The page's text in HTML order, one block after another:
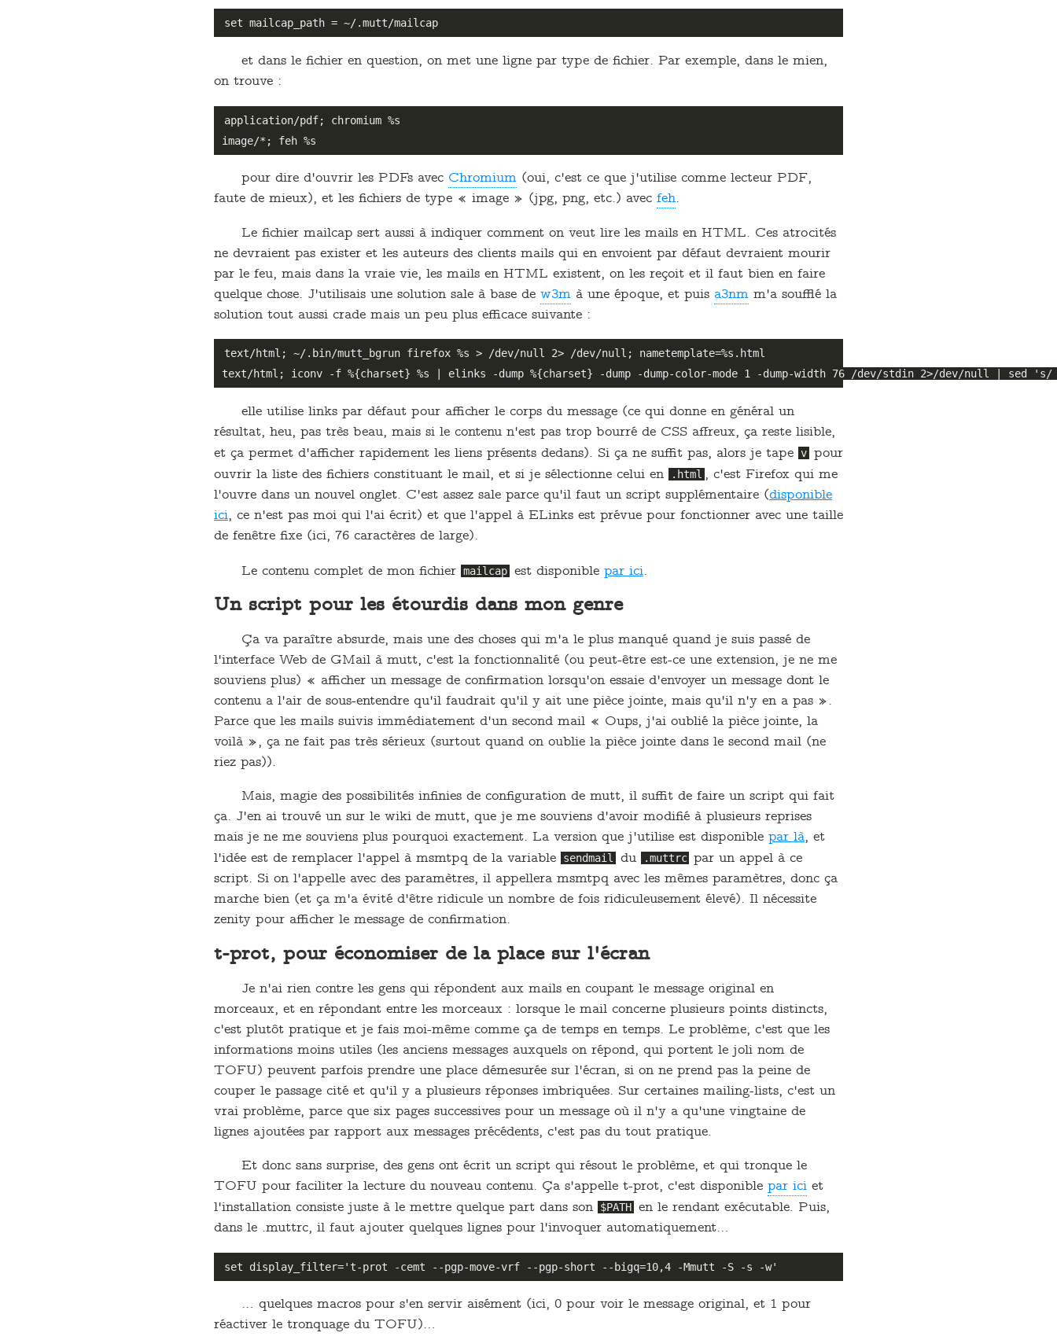
set mailcap_path = ~/.mutt/mailcap
et dans le fichier en question, on met une ligne par type de fichier. Par exemple, dans le mien,
on trouve :
application/pdf; chromium %s
pour dire d'ouvrir les PDFs avec Chromium (oui, c'est ce que j'utilise comme lecteur PDF,
faute de mieux), et les fichiers de type « image » (jpg, png, etc.) avec feh.
Le fichier mailcap sert aussi à indiquer comment on veut lire les mails en HTML. Ces atrocités
ne devraient pas exister et les auteurs des clients mails qui en envoient par défaut devraient mourir
par le feu, mais dans la vraie vie, les mails en HTML existent, on les reçoit et il faut bien en faire
quelque chose. J'utilisais une solution sale à base de w3m à une époque, et puis a3nm m'a soufflé la
solution tout aussi crade mais un peu plus efficace suivante :
text/html; ~/.bin/mutt_bgrun firefox %s > /dev/null 2> /dev/null; nametemplate=%s.html
elle utilise links par défaut pour afficher le corps du message (ce qui donne en général un
résultat, heu, pas très beau, mais si le contenu n'est pas trop bourré de CSS affreux, ça reste lisible,
et ça permet d'afficher rapidement les liens présents dedans). Si ça ne suffit pas, alors je tape v pour
ouvrir la liste des fichiers constituant le mail, et si je sélectionne celui en
.html , c'est Firefox qui me
l'ouvre dans un nouvel onglet. C'est assez sale parce qu'il faut un script supplémentaire (disponible
ici, ce n'est pas moi qui l'ai écrit) et que l'appel à ELinks est prévue pour fonctionner avec une taille
de fenêtre fixe (ici, 76 caractères de large).
Le contenu complet de mon fichier mailcap est disponible par ici.
Un script pour les étourdis dans mon genre
Ça va paraître absurde, mais une des choses qui m'a le plus manqué quand je suis passé de
l'interface Web de GMail à mutt, c'est la fonctionnalité (ou peut-être est-ce une extension, je ne me
souviens plus) « afficher un message de confirmation lorsqu'on essaie d'envoyer un message dont le
contenu a l'air de sous-entendre qu'il faudrait qu'il y ait une pièce jointe, mais qu'il n'y en a pas ».
Parce que les mails suivis immédiatement d'un second mail « Oups, j'ai oublié la pièce jointe, la
voilà », ça ne fait pas très sérieux (surtout quand on oublie la pièce jointe dans le second mail (ne
riez pas)).
Mais, magie des possibilités infinies de configuration de mutt, il suffit de faire un script qui fait
ça. J'en ai trouvé un sur le wiki de mutt, que je me souviens d'avoir modifié à plusieurs reprises
mais je ne me souviens plus pourquoi exactement. La version que j'utilise est disponible par là, et
l'idée est de remplacer l'appel à msmtpq de la variable
sendmail du .muttrc par un appel à ce
script. Si on l'appelle avec des paramètres, il appellera msmtpq avec les mêmes paramètres, donc ça
marche bien (et ça m'a évité d'être ridicule un nombre de fois ridiculeusement élevé). Il nécessite
zenity pour afficher le message de confirmation.
t-prot, pour économiser de la place sur l'écran
Je n'ai rien contre les gens qui répondent aux mails en coupant le message original en
morceaux, et en répondant entre les morceaux : lorsque le mail concerne plusieurs points distincts,
c'est plutôt pratique et je fais moi-même comme ça de temps en temps. Le problème, c'est que les
informations moins utiles (les anciens messages auxquels on répond, qui portent le joli nom de
TOFU) peuvent parfois prendre une place démesurée sur l'écran, si on ne prend pas la peine de
couper le passage cité et qu'il y a plusieurs réponses imbriquées. Sur certaines mailing-lists, c'est un
vrai problème, parce que six pages successives pour un message où il n'y a qu'une vingtaine de
lignes ajoutées par rapport aux messages précédents, c'est pas du tout pratique.
Et donc sans surprise, des gens ont écrit un script qui résout le problème, et qui tronque le
TOFU pour faciliter la lecture du nouveau contenu. Ça s'appelle t-prot, c'est disponible par ici et
l'installation consiste juste à le mettre quelque part dans son
$PATH en le rendant exécutable. Puis,
dans le .muttrc, il faut ajouter quelques lignes pour l'invoquer automatiquement…
… quelques macros pour s'en servir aisément (ici, 0 pour voir le message original, et 1 pour
réactiver le tronquage du TOFU)…